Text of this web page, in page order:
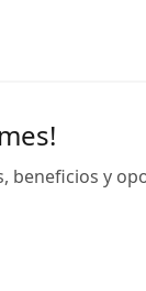
beneficios y